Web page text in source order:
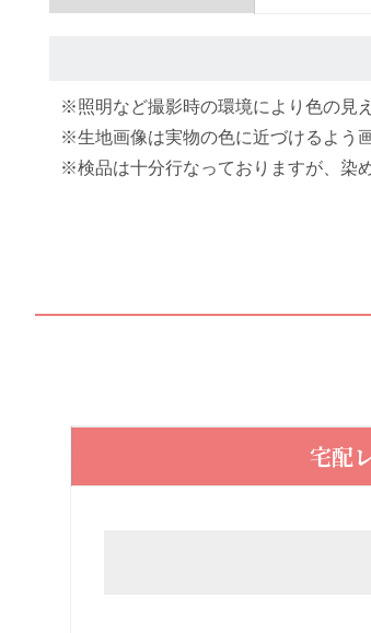
※照明など撮影時の環境により色の見
※生地画像は実物の色に近づけるよう
※検品は十分行なっておりますが、染
宅配